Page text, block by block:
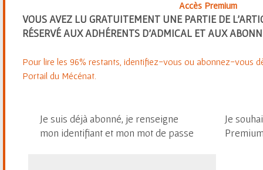
Accès Premium
VOUS AVEZ LU GRATUITEMENT UNE PARTIE DE
RÉSERVÉ AUX ADHÉRENTS D'ADMICAL ET AUX
Pour lire les 96% restants, identifiez-vous ou abonnez-vous
Portail du Mécénat.
Je suis déjà abonné, je renseigne
mon identifiant et mon mot de passe
Je